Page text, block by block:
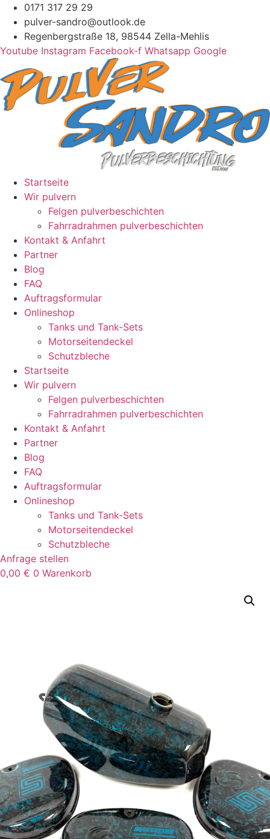
Zum
Inhalt
springen
0171 317 29 29
pulver-sandro@outlook.de
Regenbergstraße 18, 98544 Zella-Mehlis
Youtube Instagram Facebook-f Whatsapp Google
Startseite
Wir pulvern
Felgen pulverbeschichten
Fahrradrahmen pulverbeschichten
Kontakt & Anfahrt
Partner
Blog
FAQ
Auftragsformular
Onlineshop
Tanks und Tank-Sets
Motorseitendeckel
Schutzbleche
Startseite
Wir pulvern
Felgen pulverbeschichten
Fahrradrahmen pulverbeschichten
Kontakt & Anfahrt
Partner
Blog
FAQ
Auftragsformular
Onlineshop
Tanks und Tank-Sets
Motorseitendeckel
Schutzbleche
Anfrage stellen
0,00 € 0 Warenkorb